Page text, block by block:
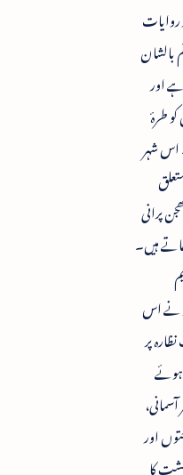
روایات
بالشان
اور
طرۂ
شہر
پرانی
ہیں۔
نے اس
پر
اور
کا